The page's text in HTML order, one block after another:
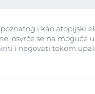
UreaRepair Plus
ml
5.05 Ocene korisnika
i kao atopijski
osvrće se na moguće
i negovati tokom